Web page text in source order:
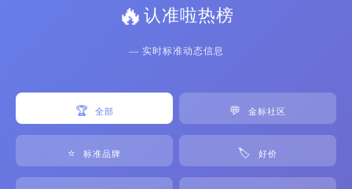
🔥认准啦热榜
— 实时标准动态信息
🏆 全部 💬 金标社区
⭐ 标准品牌 🏷️ 好价